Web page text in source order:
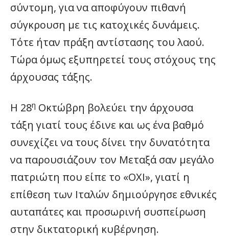
σύντομη, για να αποφύγουν πιθανή
σύγκρουση με τις κατοχικές δυνάμεις.
Τότε ήταν πράξη αντίστασης του λαού.
Τώρα όμως εξυπηρετεί τους στόχους της
άρχουσας τάξης.
Η 28η Οκτώβρη βολεύει την άρχουσα
τάξη γιατί τους έδινε και ως ένα βαθμό
συνεχίζει να τους δίνει την δυνατότητα
να παρουσιάζουν τον Μεταξά σαν μεγάλο
πατριώτη που είπε το «ΟΧΙ», γιατί η
επίθεση των Ιταλών δημιούργησε εθνικές
αυταπάτες και προσωρινή συσπείρωση
στην δικτατορική κυβέρνηση.